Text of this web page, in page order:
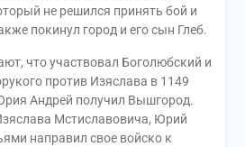
не решился принять бой и
покинул город и его сын Глеб.
что участвовал Боголюбский и
против Изяслава в 1149
Андрей получил Вышгород.
Мстиславовича, Юрий
направил свое войско к